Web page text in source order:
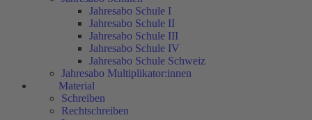
Jahresabo Schule I
Jahresabo Schule II
Jahresabo Schule III
Jahresabo Schule IV
Jahresabo Schule Schweiz
Jahresabo Multiplikator:innen
Material
Schreiben
Rechtschreiben